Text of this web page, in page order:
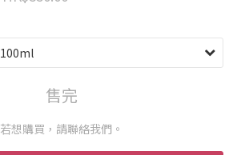
售完
若想購買，請聯絡我們。